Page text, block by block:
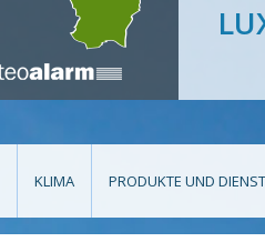
KLIMA PRODUKTE UND